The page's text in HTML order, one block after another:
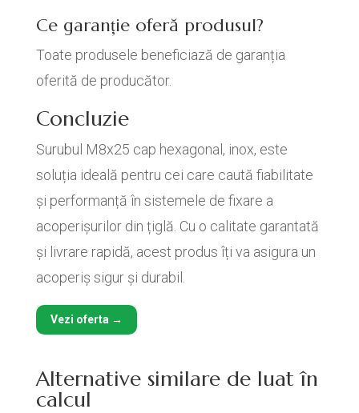
Ce garanție oferă produsul?
Toate produsele beneficiază de garanția
oferită de producător.
Concluzie
Surubul M8x25 cap hexagonal, inox, este
soluția ideală pentru cei care caută fiabilitate
și performanță în sistemele de fixare a
acoperișurilor din țiglă. Cu o calitate garantată
și livrare rapidă, acest produs îți va asigura un
acoperiș sigur și durabil.
Vezi oferta →
Alternative similare de luat în
calcul